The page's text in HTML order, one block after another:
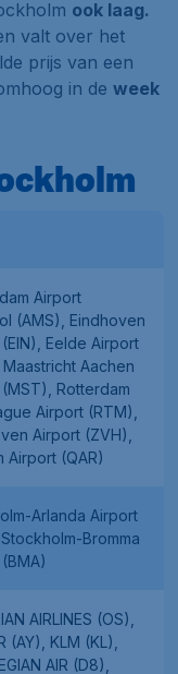
ook laag.
valt over het
prijs van een
in de week
Airport
(AMS), Eindhoven
Eelde Airport
Maastricht Aachen
Rotterdam
Airport (RTM),
Airport (ZVH),
Airport (QAR)
Arlanda Airport
Bromma
AIRLINES (OS),
(AY), KLM (KL),
AIR (D8),